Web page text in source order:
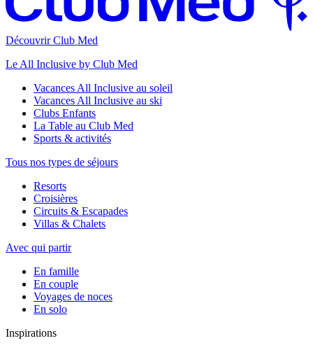
Découvrir Club Med
Le All Inclusive by Club Med
Vacances All Inclusive au soleil
Vacances All Inclusive au ski
Clubs Enfants
La Table au Club Med
Sports & activités
Tous nos types de séjours
Resorts
Croisières
Circuits & Escapades
Villas & Chalets
Avec qui partir
En famille
En couple
Voyages de noces
En solo
Inspirations